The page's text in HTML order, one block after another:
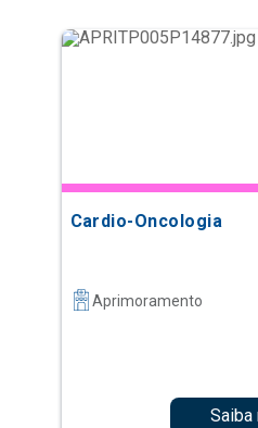
Cardio-Oncologia
Aprimoramento
Saiba